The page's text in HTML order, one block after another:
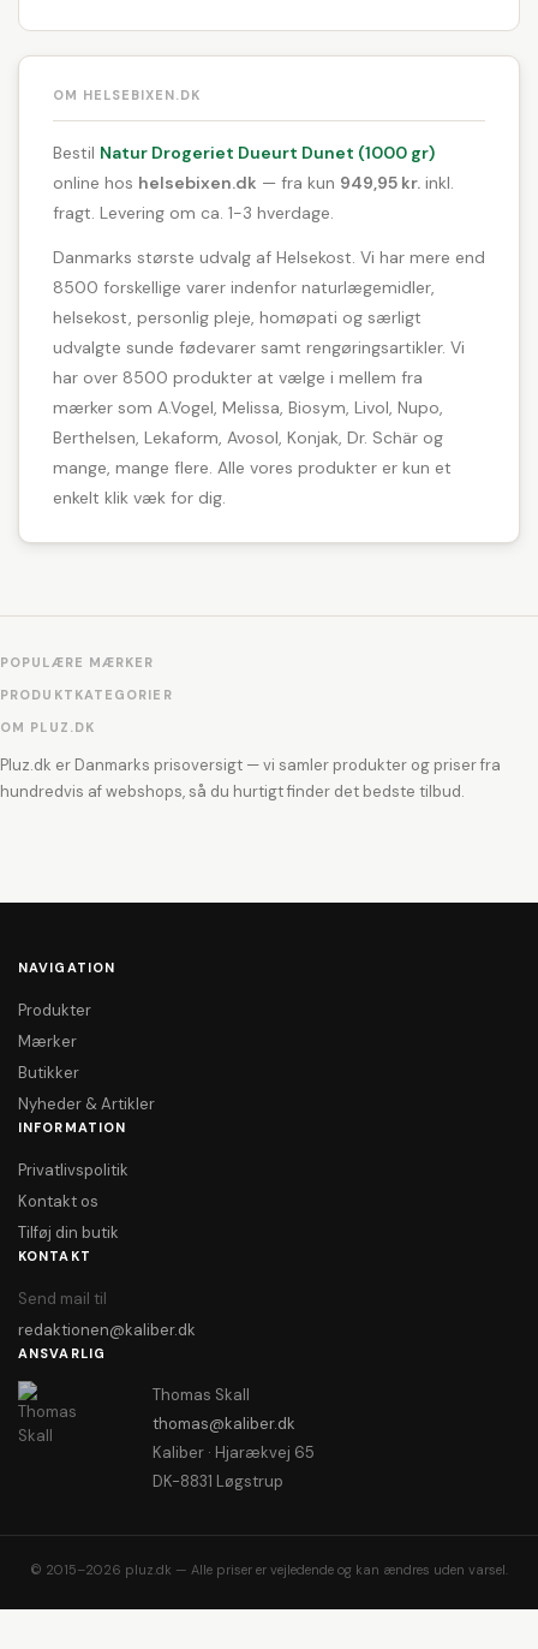
OM HELSEBIXEN.DK
Bestil Natur Drogeriet Dueurt Dunet (1000 gr)
online hos helsebixen.dk — fra kun 949,95 kr. inkl.
fragt. Levering om ca. 1-3 hverdage.
Danmarks største udvalg af Helsekost. Vi har mere end
8500 forskellige varer indenfor naturlægemidler,
helsekost, personlig pleje, homøpati og særligt
udvalgte sunde fødevarer samt rengøringsartikler. Vi
har over 8500 produkter at vælge i mellem fra
mærker som A.Vogel, Melissa, Biosym, Livol, Nupo,
Berthelsen, Lekaform, Avosol, Konjak, Dr. Schär og
mange, mange flere. Alle vores produkter er kun et
enkelt klik væk for dig.
POPULÆRE MÆRKER
PRODUKTKATEGORIER
OM PLUZ.DK
Pluz.dk er Danmarks prisoversigt — vi samler produkter og priser fra
hundredvis af webshops, så du hurtigt finder det bedste tilbud.
NAVIGATION
Produkter
Mærker
Butikker
Nyheder & Artikler
INFORMATION
Privatlivspolitik
Kontakt os
Tilføj din butik
KONTAKT
Send mail til
redaktionen@kaliber.dk
ANSVARLIG
Thomas Skall
thomas@kaliber.dk
Kaliber · Hjarækvej 65
DK-8831 Løgstrup
© 2015–2026 pluz.dk — Alle priser er vejledende og kan ændres uden varsel.